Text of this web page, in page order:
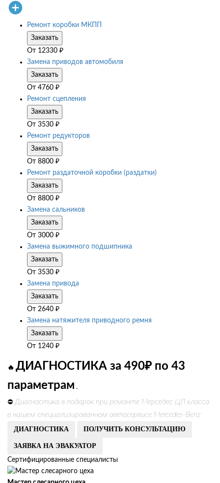
Ремонт коробки МКПП
Заказать
От 12330 ₽
Замена приводов автомобиля
Заказать
От 4760 ₽
Ремонт сцепления
Заказать
От 3530 ₽
Ремонт редукторов
Заказать
От 8800 ₽
Ремонт раздаточной коробки (раздатки)
Заказать
От 8800 ₽
Замена сальников
Заказать
От 3000 ₽
Замена выжимного подшипника
Заказать
От 3530 ₽
Замена привода
Заказать
От 2640 ₽
Замена натяжителя приводного ремня
Заказать
От 1240 ₽
🔥 ДИАГНОСТИКА за 490₽ по 43
параметрам .
⛔ Диагностика в подарок при ремонте Мерседес ЦЛ класса
в нашем специализированном автосервисе Mercedes-Benz
ДИАГНОСТИКА ПОЛУЧИТЬ КОНСУЛЬТАЦИЮ
ЗАЯВКА НА ЭВАКУАТОР
Сертифицированные специалисты